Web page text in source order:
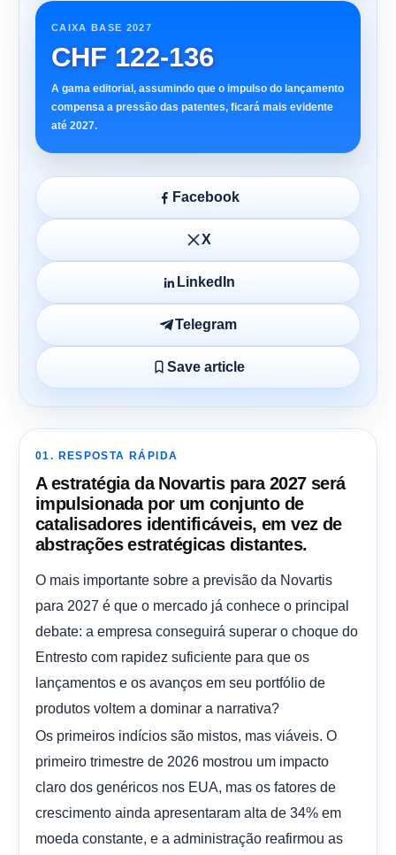
CAIXA BASE 2027
CHF 122-136
A gama editorial, assumindo que o impulso do lançamento
compensa a pressão das patentes, ficará mais evidente
até 2027.
Facebook
X
LinkedIn
Telegram
Save article
01. RESPOSTA RÁPIDA
A estratégia da Novartis para 2027 será
impulsionada por um conjunto de
catalisadores identificáveis, em vez de
abstrações estratégicas distantes.
O mais importante sobre a previsão da Novartis
para 2027 é que o mercado já conhece o principal
debate: a empresa conseguirá superar o choque do
Entresto com rapidez suficiente para que os
lançamentos e os avanços em seu portfólio de
produtos voltem a dominar a narrativa?
Os primeiros indícios são mistos, mas viáveis. O
primeiro trimestre de 2026 mostrou um impacto
claro dos genéricos nos EUA, mas os fatores de
crescimento ainda apresentaram alta de 34% em
moeda constante, e a administração reafirmou as